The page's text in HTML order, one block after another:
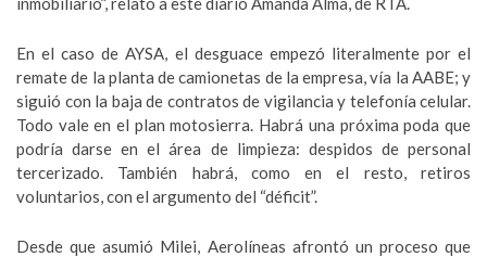
En el caso de AYSA, el desguace empezó literalmente por el
remate de la planta de camionetas de la empresa, vía la AABE; y
siguió con la baja de contratos de vigilancia y telefonía celular.
Todo vale en el plan motosierra. Habrá una próxima poda que
podría darse en el área de limpieza: despidos de personal
tercerizado. También habrá, como en el resto, retiros
voluntarios, con el argumento del “déficit”.
Desde que asumió Milei, Aerolíneas afrontó un proceso que